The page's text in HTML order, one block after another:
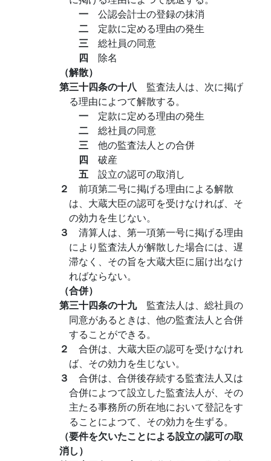
一 公認会計士の登録の抹消
二 定款に定める理由の発生
三 総社員の同意
四 除名
（解散）
第三十四条の十八 監査法人は、次に掲げ
る理由によつて解散する。
一 定款に定める理由の発生
二 総社員の同意
三 他の監査法人との合併
四 破産
五 設立の認可の取消し
２ 前項第二号に掲げる理由による解散
は、大蔵大臣の認可を受けなければ、そ
の効力を生じない。
３ 清算人は、第一項第一号に掲げる理由
により監査法人が解散した場合には、遅
滞なく、その旨を大蔵大臣に届け出なけ
ればならない。
（合併）
第三十四条の十九 監査法人は、総社員の
同意があるときは、他の監査法人と合併
することができる。
２ 合併は、大蔵大臣の認可を受けなけれ
ば、その効力を生じない。
３ 合併は、合併後存続する監査法人又は
合併によつて設立した監査法人が、その
主たる事務所の所在地において登記をす
ることによつて、その効力を生ずる。
（要件を欠いたことによる設立の認可の取
消し）